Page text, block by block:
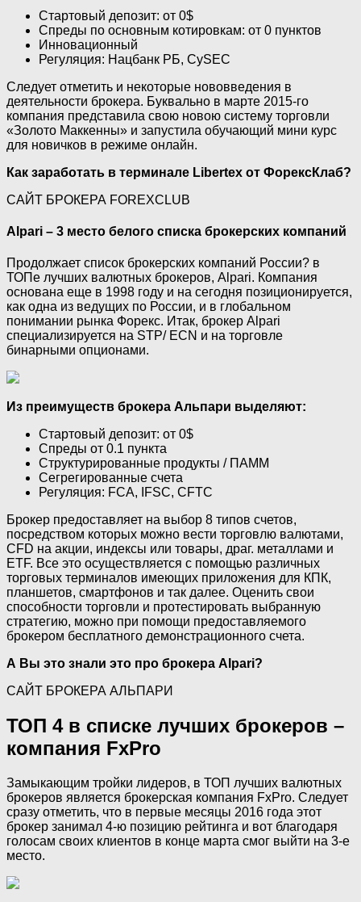
Стартовый депозит: от 0$
Спреды по основным котировкам: от 0 пунктов
Инновационный
Регуляция: Нацбанк РБ, CySEC
Следует отметить и некоторые нововведения в
деятельности брокера. Буквально в марте 2015-го
компания представила свою новою систему торговли
«Золото Маккенны» и запустила обучающий мини курс
для новичков в режиме онлайн.
Как заработать в терминале Libertex от ФорексКлаб?
САЙТ БРОКЕРА FOREXCLUB
Alpari – 3 место белого списка брокерских компаний
Продолжает список брокерских компаний России? в
ТОПе лучших валютных брокеров, Alpari. Компания
основана еще в 1998 году и на сегодня позиционируется,
как одна из ведущих по России, и в глобальном
понимании рынка Форекс. Итак, брокер Alpari
специализируется на STP/ ECN и на торговле
бинарными опционами.
Из преимуществ брокера Альпари выделяют:
Стартовый депозит: от 0$
Спреды от 0.1 пункта
Структурированные продукты / ПАММ
Сегрегированные счета
Регуляция: FCA, IFSC, CFTC
Брокер предоставляет на выбор 8 типов счетов,
посредством которых можно вести торговлю валютами,
CFD на акции, индексы или товары, драг. металлами и
ETF. Все это осуществляется с помощью различных
торговых терминалов имеющих приложения для КПК,
планшетов, смартфонов и так далее. Оценить свои
способности торговли и протестировать выбранную
стратегию, можно при помощи предоставляемого
брокером бесплатного демонстрационного счета.
А Вы это знали это про брокера Alpari?
САЙТ БРОКЕРА АЛЬПАРИ
ТОП 4 в списке лучших брокеров –
компания FxPro
Замыкающим тройки лидеров, в ТОП лучших валютных
брокеров является брокерская компания FxPro. Следует
сразу отметить, что в первые месяцы 2016 года этот
брокер занимал 4-ю позицию рейтинга и вот благодаря
голосам своих клиентов в конце марта смог выйти на 3-е
место.